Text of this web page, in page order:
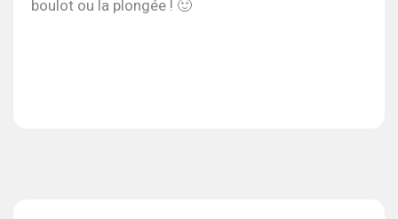
boulot ou la plongée ! 🙂